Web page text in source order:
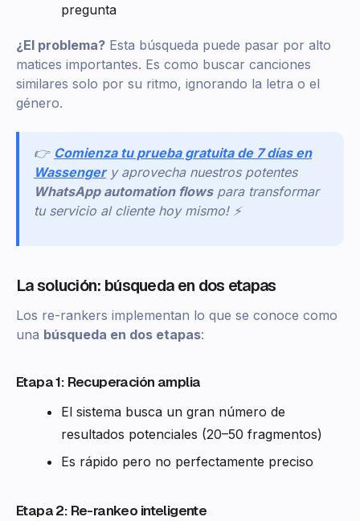
pregunta
¿El problema? Esta búsqueda puede pasar por alto
matices importantes. Es como buscar canciones
similares solo por su ritmo, ignorando la letra o el
género.
👉 Comienza tu prueba gratuita de 7 días en
Wassenger y aprovecha nuestros potentes
WhatsApp automation flows para transformar
tu servicio al cliente hoy mismo! ⚡
La solución: búsqueda en dos etapas
Los re-rankers implementan lo que se conoce como
una búsqueda en dos etapas:
Etapa 1: Recuperación amplia
El sistema busca un gran número de
resultados potenciales (20–50 fragmentos)
Es rápido pero no perfectamente preciso
Etapa 2: Re-rankeo inteligente